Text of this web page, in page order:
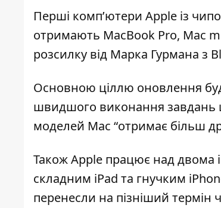
Перші комп’ютери Apple із
отримають MacBook Pro, Mac
розсилку від Марка Гурмана з
Основною ціллю оновлення
швидшого виконання завдань
моделей Mac “отримає більш
Також Apple працює над двома
складним iPad та гнучким
перенесли на пізніший термін